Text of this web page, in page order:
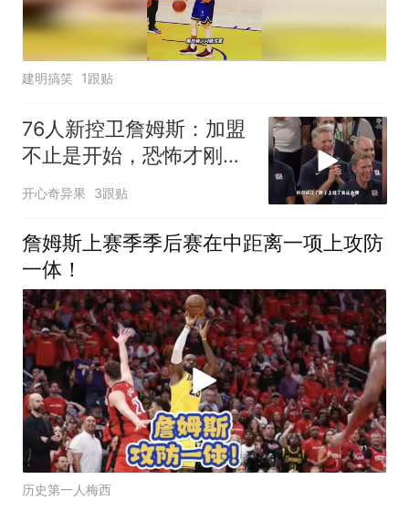
建明搞笑 1跟贴
76人新控卫詹姆斯：加盟
不止是开始，恐怖才刚刚
开始！
开心奇异果 3跟贴
詹姆斯上赛季季后赛在中距离一项上攻防
一体！
历史第一人梅西